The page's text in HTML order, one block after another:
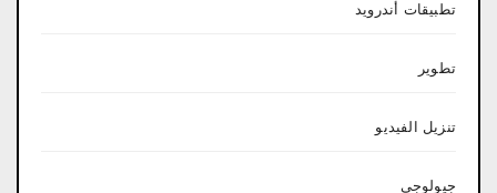
تطبيقات أندرويد
تطوير
تنزيل الفيديو
جيولوجي